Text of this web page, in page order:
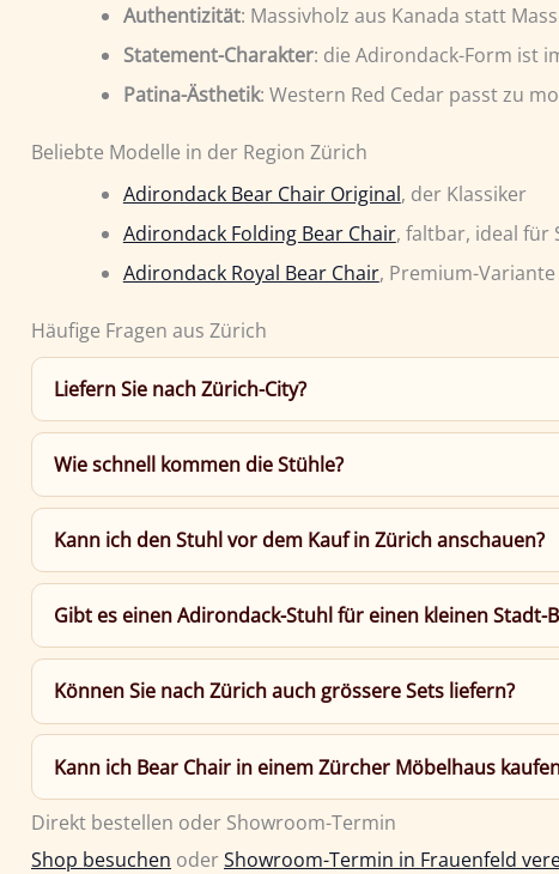
Authentizität: Massivholz aus Kanada statt
Statement-Charakter: die Adirondack-Form ist
Patina-Ästhetik: Western Red Cedar passt zu
Beliebte Modelle in der Region Zürich
Adirondack Bear Chair Original, der Klassiker
Adirondack Folding Bear Chair, faltbar, ideal für
Adirondack Royal Bear Chair, Premium-
Häufige Fragen aus Zürich
Liefern Sie nach Zürich-City?
Wie schnell kommen die Stühle?
Kann ich den Stuhl vor dem Kauf in Zürich anschauen?
Gibt es einen Adirondack-Stuhl für einen kleinen Stadt-
Können Sie nach Zürich auch grössere Sets liefern?
Kann ich Bear Chair in einem Zürcher Möbelhaus
Direkt bestellen oder Showroom-Termin
Shop besuchen oderShowroom-Termin in Frauenfeld